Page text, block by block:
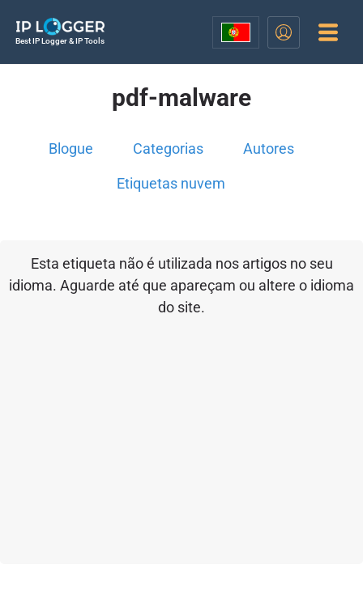
Best IP Logger & IP Tools
pdf-malware
Blogue Categorias Autores
Etiquetas nuvem